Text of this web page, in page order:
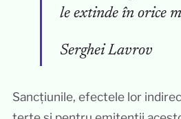
le extinde în orice
Serghei Lavrov
Sancțiunile, efectele lor